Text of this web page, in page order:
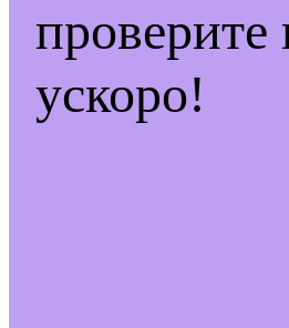
проверите
ускоро!